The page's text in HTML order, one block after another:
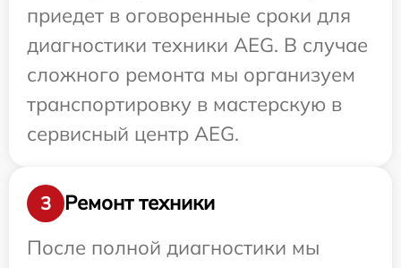
приедет в оговоренные сроки для
диагностики техники AEG. В случае
сложного ремонта мы организуем
транспортировку в мастерскую в
сервисный центр AEG.
3
Ремонт техники
После полной диагностики мы